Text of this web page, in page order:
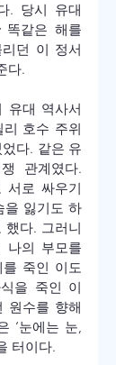
. 당시 유대
똑같은 해를
리던 이 정서
다.
유대 역사서
호수 주위
다. 같은 유
관계였다.
서로 싸우기
을 잃기도 하
했다. 그러니
나의 부모를
죽인 이도
을 죽인 이
원수를 향해
‘눈에는 눈,
터이다.